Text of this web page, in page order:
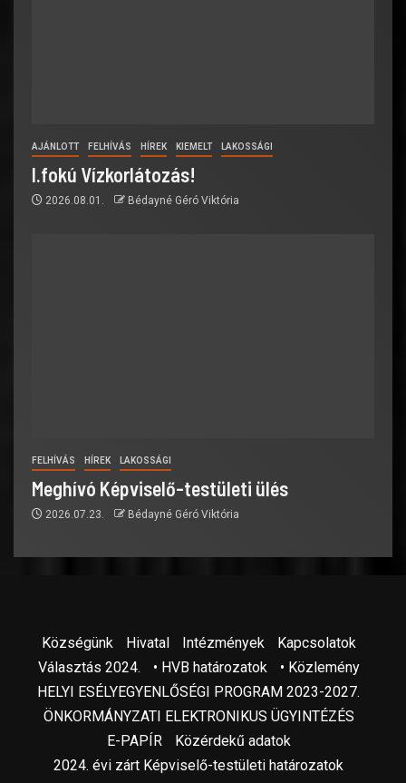
AJÁNLOTT FELHÍVÁS HÍREK KIEMELT LAKOSSÁGI
I.fokú Vízkorlátozás!
2026.08.01. Bédayné Géró Viktória
FELHÍVÁS HÍREK LAKOSSÁGI
Meghívó Képviselő-testületi ülés
2026.07.23. Bédayné Géró Viktória
Községünk Hivatal Intézmények
Kapcsolatok
Választás 2024.
• HVB határozatok
• Közlemény
HELYI ESÉLYEGYENLŐSÉGI PROGRAM 2023-2027.
ÖNKORMÁNYZATI ELEKTRONIKUS ÜGYINTÉZÉS
E-PAPÍR
Közérdekű adatok
2024. évi zárt Képviselő-testületi határozatok